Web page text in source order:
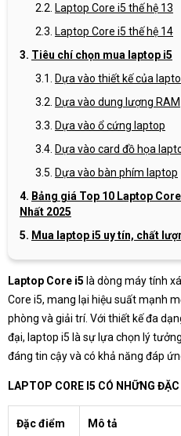
Laptop Core i5 thế hệ 13
Laptop Core i5 thế hệ 14
Tiêu chí chọn mua laptop i5
Dựa vào thiết kế của
Dựa vào dung lượng RAM
Dựa vào ổ cứng laptop
Dựa vào card đồ họa
Dựa vào bàn phím laptop
Bảng giá Top 10 Laptop
Nhất 2025
Mua laptop i5 uy tín, chất
Laptop Core i5 là dòng máy tính
Core i5, mang lại hiệu suất mạnh
phòng và giải trí. Với thiết kế đa
đại, laptop i5 là sự lựa chọn lý
đáng tin cậy và có khả năng đáp
LAPTOP CORE I5 CÓ NHỮNG
Đặc điểm Mô tả